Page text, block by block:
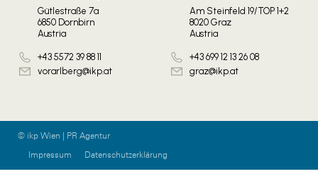
Gütlestraße 7a
6850 Dornbirn
Austria
+43 5572 39 88 11
vorarlberg@ikp.at
Am Steinfeld 19/TOP 1+2
8020 Graz
Austria
+43 699 12 13 26 08
graz@ikp.at
© ikp Wien | PR Agentur
Impressum
Datenschutzerklärung